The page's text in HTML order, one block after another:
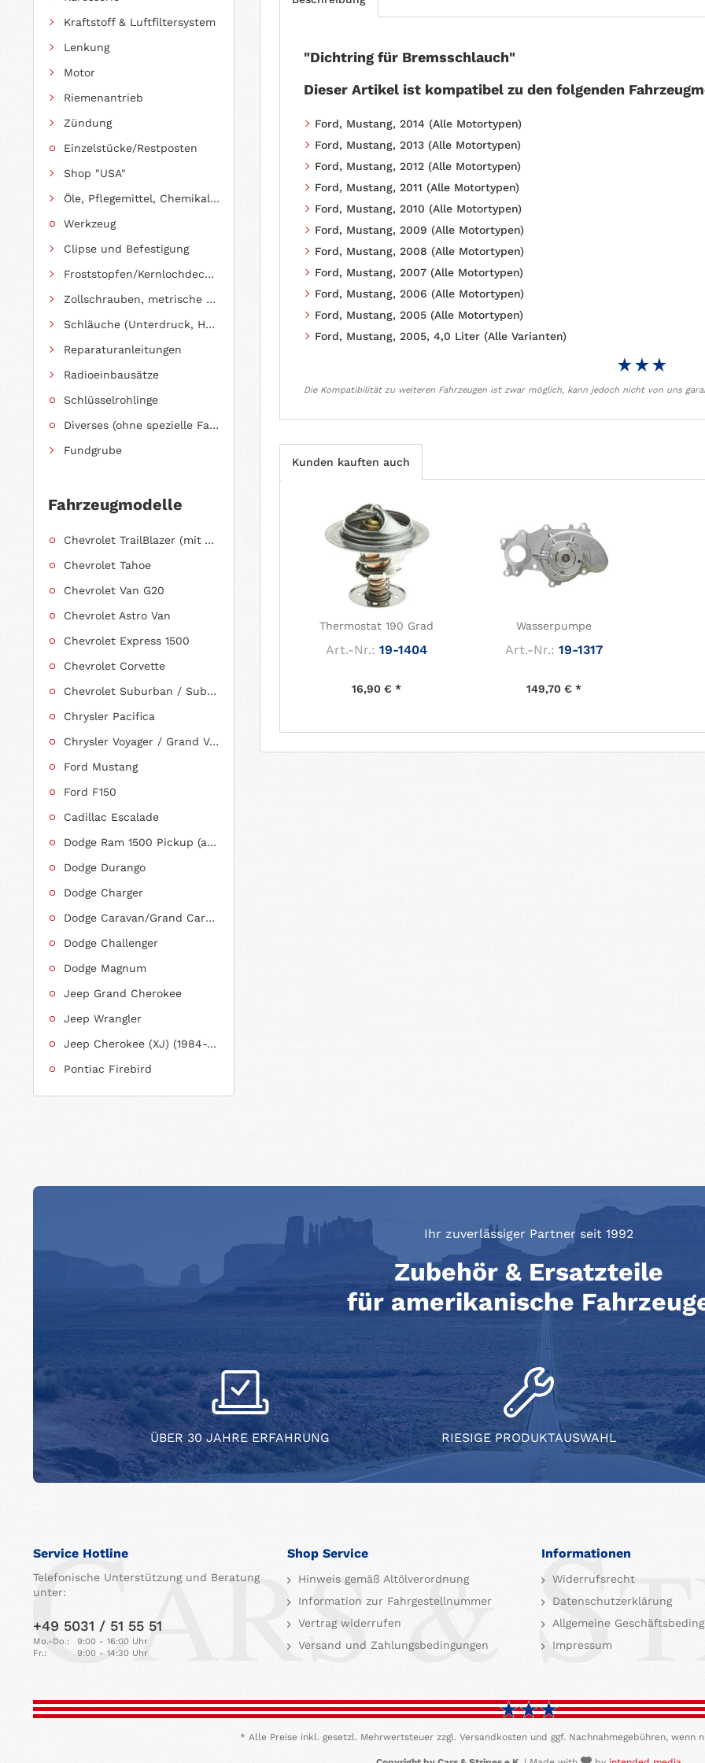
Kraftstoff & Luftfiltersystem
Lenkung
Motor
Riemenantrieb
Zündung
Einzelstücke/Restposten
Shop "USA"
Öle, Pflegemittel, Chemikalien und Additive
Werkzeug
Clipse und Befestigung
Froststopfen/Kernlochdeckel (nach Abmessung sortiert)
Zollschrauben, metrische Schauben, Stehbolzen
Schläuche (Unterdruck, Heizung, Kraftstoff usw.) und Zubehör
Reparaturanleitungen
Radioeinbausätze
Schlüsselrohlinge
Diverses (ohne spezielle Fahrzeugzuordnung)
Fundgrube
Fahrzeugmodelle
Chevrolet TrailBlazer (mit Allradantrieb)
Chevrolet Tahoe
Chevrolet Van G20
Chevrolet Astro Van
Chevrolet Express 1500
Chevrolet Corvette
Chevrolet Suburban / Suburban 1500
Chrysler Pacifica
Chrysler Voyager / Grand Voyager
Ford Mustang
Ford F150
Cadillac Escalade
Dodge Ram 1500 Pickup (ab 2011 siehe RAM)
Dodge Durango
Dodge Charger
Dodge Caravan/Grand Caravan
Dodge Challenger
Dodge Magnum
Jeep Grand Cherokee
Jeep Wrangler
Jeep Cherokee (XJ) (1984-2001)
Pontiac Firebird
"Dichtring für Bremsschlauch"
Dieser Artikel ist kompatibel zu den folgenden
Ford, Mustang, 2014 (Alle Motortypen)
Ford, Mustang, 2013 (Alle Motortypen)
Ford, Mustang, 2012 (Alle Motortypen)
Ford, Mustang, 2011 (Alle Motortypen)
Ford, Mustang, 2010 (Alle Motortypen)
Ford, Mustang, 2009 (Alle Motortypen)
Ford, Mustang, 2008 (Alle Motortypen)
Ford, Mustang, 2007 (Alle Motortypen)
Ford, Mustang, 2006 (Alle Motortypen)
Ford, Mustang, 2005 (Alle Motortypen)
Ford, Mustang, 2005, 4,0 Liter (Alle Varianten)
Die Kompatibilität zu weiteren Fahrzeugen ist zwar möglich, kann jedoch nicht von uns
Kunden kauften auch
Thermostat 190 Grad
Art.-Nr.: 19-1404
16,90 € *
Wasserpumpe
Art.-Nr.: 19-1317
149,70 € *
Ihr zuverlässiger Partner seit 1992
Zubehör & Ersatzteile
für amerikanische
ÜBER 30 JAHRE ERFAHRUNG RIESIGE PRODUKTAUSWAHL
Service Hotline
Telefonische Unterstützung und Beratung
unter:
+49 5031 / 51 55 51
Mo.-Do.:
9:00 - 16:00 Uhr
Fr.:
9:00 - 14:30 Uhr
Shop Service
Hinweis gemäß Altölverordnung
Information zur Fahrgestellnummer
Vertrag widerrufen
Versand und Zahlungsbedingungen
Informationen
Widerrufsrecht
Datenschutzerklärung
Allgemeine
Impressum
* Alle Preise inkl. gesetzl. Mehrwertsteuer zzgl. Versandkosten und ggf. Nachnahmegebühren, wenn